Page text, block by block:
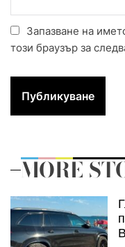
Запазване на
този браузър за
MORE